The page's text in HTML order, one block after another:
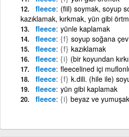
fleece (fiil) soymak, soyup
kazıklamak, kırkmak, yün gibi
fleece yünle kaplamak
fleece {f} soyup soğana
fleece {f} kazıklamak
fleece {i} (bir koyundan
fleece fleecelined içi
fleece {f} k.dili. (hile ile)
fleece yün gibi kaplamak
fleece {i} beyaz ve